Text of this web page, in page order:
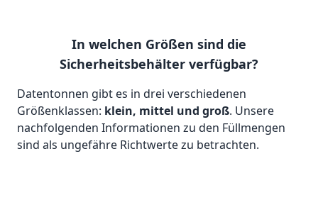
In welchen Größen sind die
Sicherheitsbehälter verfügbar?
Datentonnen gibt es in drei verschiedenen
Größenklassen: klein, mittel und groß. Unsere
nachfolgenden Informationen zu den Füllmengen
sind als ungefähre Richtwerte zu betrachten.